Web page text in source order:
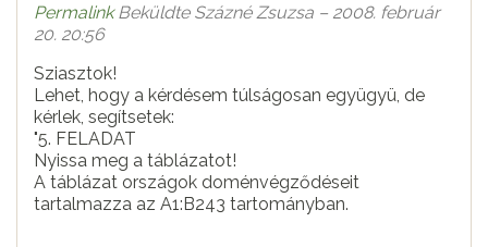
Permalink Beküldte Százné Zsuzsa – 2008. február
20. 20:56
Sziasztok!
Lehet, hogy a kérdésem túlságosan együgyü, de
kérlek, segítsetek:
"5. FELADAT
Nyissa meg a táblázatot!
A táblázat országok doménvégződéseit
tartalmazza az A1:B243 tartományban.